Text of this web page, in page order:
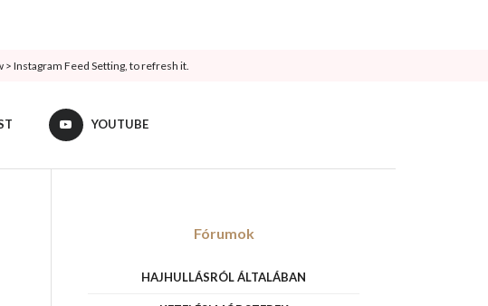
Instagram Feed Setting, to refresh it.
YOUTUBE
Fórumok
HAJHULLÁSRÓL ÁLTALÁBAN